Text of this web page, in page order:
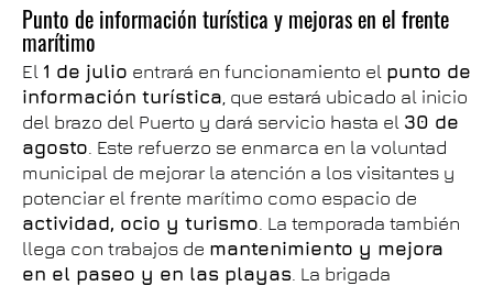
Punto de información turística y mejoras en el frente
marítimo
El 1 de julio entrará en funcionamiento el punto de
información turística , que estará ubicado al inicio
del brazo del Puerto y dará servicio hasta el 30 de
agosto . Este refuerzo se enmarca en la voluntad
municipal de mejorar la atención a los visitantes y
potenciar el frente marítimo como espacio de
actividad, ocio y turismo . La temporada también
llega con trabajos de mantenimiento y mejora
en el paseo y en las playas . La brigada